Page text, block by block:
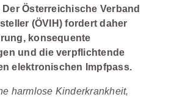
Österreichische Verband
(ÖVIH) fordert daher
konsequente
und die verpflichtende
elektronischen Impfpass.
harmlose Kinderkrankheit,